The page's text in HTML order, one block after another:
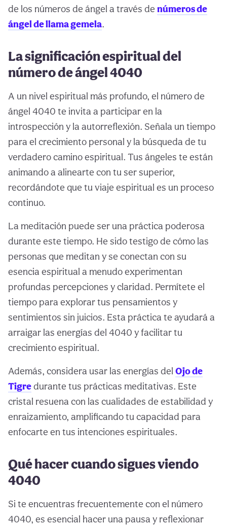
de los números de ángel a través de números de
ángel de llama gemela.
La significación espiritual del
número de ángel 4040
A un nivel espiritual más profundo, el número de
ángel 4040 te invita a participar en la
introspección y la autorreflexión. Señala un tiempo
para el crecimiento personal y la búsqueda de tu
verdadero camino espiritual. Tus ángeles te están
animando a alinearte con tu ser superior,
recordándote que tu viaje espiritual es un proceso
continuo.
La meditación puede ser una práctica poderosa
durante este tiempo. He sido testigo de cómo las
personas que meditan y se conectan con su
esencia espiritual a menudo experimentan
profundas percepciones y claridad. Permítete el
tiempo para explorar tus pensamientos y
sentimientos sin juicios. Esta práctica te ayudará a
arraigar las energías del 4040 y facilitar tu
crecimiento espiritual.
Además, considera usar las energías del Ojo de
Tigredurante tus prácticas meditativas. Este
cristal resuena con las cualidades de estabilidad y
enraizamiento, amplificando tu capacidad para
enfocarte en tus intenciones espirituales.
Qué hacer cuando sigues viendo
4040
Si te encuentras frecuentemente con el número
4040, es esencial hacer una pausa y reflexionar